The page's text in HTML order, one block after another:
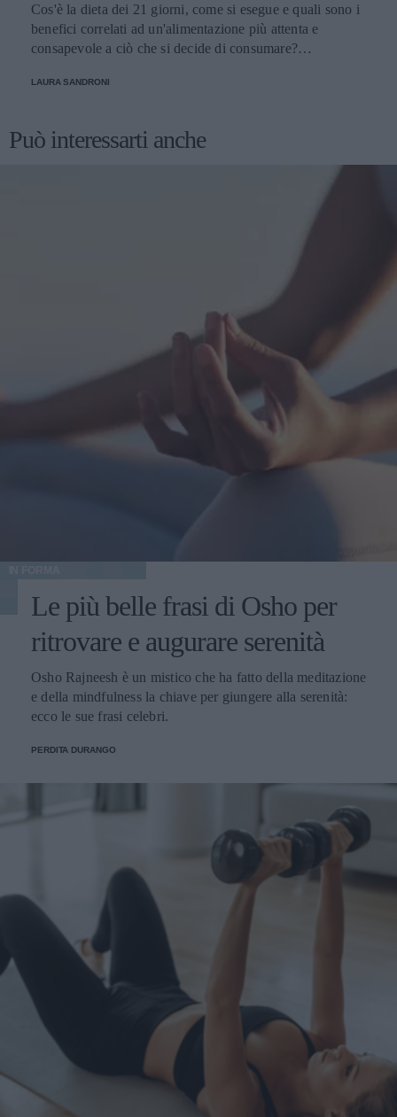
Cos'è la dieta dei 21 giorni, come si esegue e quali sono i
benefici correlati ad un'alimentazione più attenta e
consapevole a ciò che si decide di consumare?
LAURA SANDRONI
Può interessarti anche
Le più belle frasi di Osho per
ritrovare e augurare serenità
Osho Rajneesh è un mistico che ha fatto della meditazione
e della mindfulness la chiave per giungere alla serenità:
ecco le sue frasi celebri.
PERDITA DURANGO